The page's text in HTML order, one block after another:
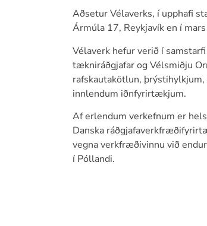
Aðsetur Vélaverks, í upphafi
Ármúla 17, Reykjavík en í
Vélaverk hefur verið í
tækniráðgjafar og Vélsmiðju
rafskautakötlun,
innlendum iðnfyrirtækjum.
Af erlendum verkefnum er
Danska
vegna verkfræðivinnu við
í Póllandi.